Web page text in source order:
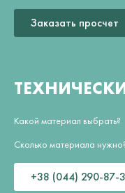
Заказать просчет
Какой материал выбрать?
Сколько материала
+38 (044) 290-87-